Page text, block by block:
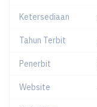
Ketersediaan
Tahun Terbit
Penerbit
Website